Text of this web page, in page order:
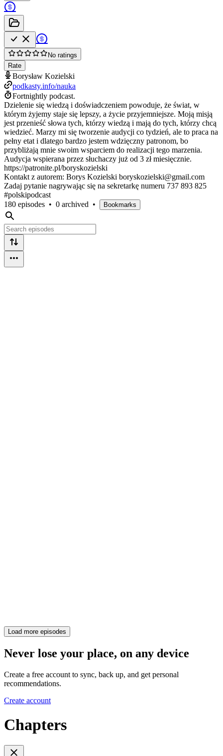
No ratings
Rate
Borysław Kozielski
podkasty.info/nauka
Fortnightly podcast.
Dzielenie się wiedzą i doświadczeniem powoduje, że świat, w
którym żyjemy staje się lepszy, a życie przyjemniejsze. Moją misją
jest przenieść słowa tych, którzy wiedzą i mają do tych, którzy chcą
wiedzieć. Marzy mi się tworzenie audycji co tydzień, ale to praca na
pełny etat i dlatego bardzo jestem wdzięczny patronom, bo
przybliżają mnie swoim wsparciem do realizacji tego marzenia.
Audycja wspierana przez słuchaczy już od 3 zł miesięcznie.
https://patronite.pl/boryskozielski
Kontakt z autorem: Borys Kozielski boryskozielski@gmail.com
Zadaj pytanie nagrywając się na sekretarkę numeru 737 893 825
#polskipodcast
180 episodes • 0 archived • Bookmarks
Load more episodes
Never lose your place, on any device
Create a free account to sync, back up, and get personal
recommendations.
Create account
Chapters